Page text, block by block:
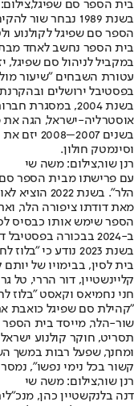
בית הספר סם
בשנת 1989 נבחר
בית הספר נחשב לאחד
במקביל לניהול סם
עטורת השבחים "שיעור
בפסטיבל ירושלים
בשנת 2004,
אוסטרליה-ישראל, הגה את
בשנים
וסינמטק חולון.
רנן שור,צילום: משה שי
הלר". בשנת
מאת דודתו ציפורה הלר,
הספר שימש אותו כבסיס
ב-2024 בבכורה בפסטיבל דוקאביב ובסינמטקים ברחבי ישראל.
בשנת 2023 נודע
בית לסין, בבימויו של
קליינשטיין, דור הררי, טל
חני נחמיאס וקאסט "בלוז
"קהילת סם שפיגל כואבת
שור-הלר, מייסד בית הספר
תסריט, חוקר קולנוע
ומחנך, שפעל רבות במשך
קשור בכל נימי נפשו",
רנן שור,צילום: משה שי
דנה בלנקשטיין כהן,